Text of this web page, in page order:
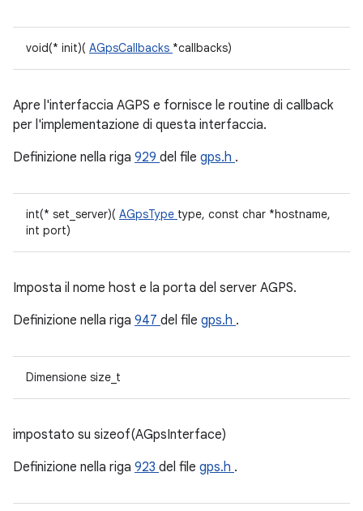
void(* init)( AGpsCallbacks *callbacks)
Apre l'interfaccia AGPS e fornisce le routine di callback
per l'implementazione di questa interfaccia.
Definizione nella riga 929 del file gps.h .
int(* set_server)( AGpsType type, const char *hostname,
int port)
Imposta il nome host e la porta del server AGPS.
Definizione nella riga 947 del file gps.h .
Dimensione size_t
impostato su sizeof(AGpsInterface)
Definizione nella riga 923 del file gps.h .